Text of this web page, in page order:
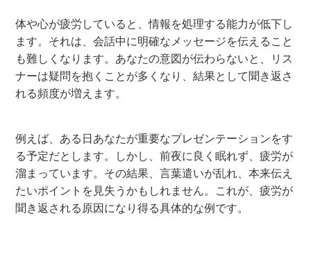
体や心が疲労していると、情報を処理する能力が低下し
ます。それは、会話中に明確なメッセージを伝えること
も難しくなります。あなたの意図が伝わらないと、リス
ナーは疑問を抱くことが多くなり、結果として聞き返さ
れる頻度が増えます。
例えば、ある日あなたが重要なプレゼンテーションをす
る予定だとします。しかし、前夜に良く眠れず、疲労が
溜まっています。その結果、言葉遣いが乱れ、本来伝え
たいポイントを見失うかもしれません。これが、疲労が
聞き返される原因になり得る具体的な例です。